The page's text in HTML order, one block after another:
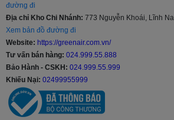
- Nếu Khách Hàng có nhu cầu mua Điều
lượng lớn hoặc các Đại Lý bán buôn - bán lẻ
Hotline: 024 999 55 888 để nhận được mức
nhất cùng các chính sách hỗ trợ.
- Khách hàng là nhà thầu, Xây dựng công
thiết kế, tư vấn về kỹ thuật, đưa ra các giải
như cần kỹ thuật viên thi công lắp đặt tại
Hệ: 024 999 55 888 để được hỗ trợ.
đường đi
Địa chỉ Kho Chi Nhánh: 773 Nguyễn Khoái, Lĩnh
Xem bản đồ đường đi
Website: https://greenair.com.vn/
Tư vấn bán hàng: 024.999.55.888
Bảo Hành - CSKH: 024.999.55.999
Khiếu Nại: 02499955999